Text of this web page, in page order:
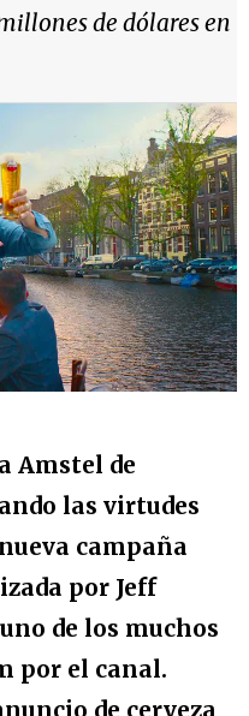
de dólares en
Amstel de
las virtudes
campaña
por Jeff
de los muchos
por el canal.
de cerveza